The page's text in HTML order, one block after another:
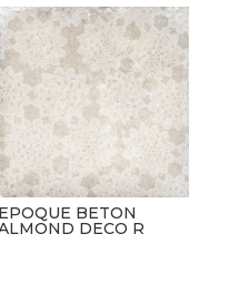
EPOQUE BETON
DECO R